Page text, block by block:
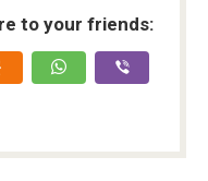
to your friends: